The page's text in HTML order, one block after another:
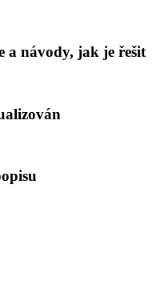
a návody, jak je řešit